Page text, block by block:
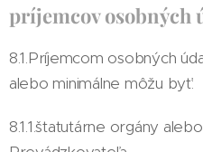
príjemcov osobných
8.1.Príjemcom osobných
alebo minimálne môžu byť:
8.1.1.štatutárne orgány